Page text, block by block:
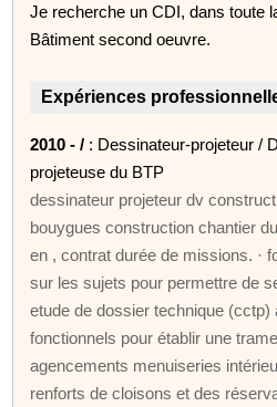
Je recherche un CDI, dans toute
Bâtiment second oeuvre.
Expériences
2010 - / : Dessinateur-projeteur /
projeteuse du BTP
dessinateur projeteur dv
bouygues construction chantier
en , contrat durée de missions. ·
sur les sujets pour permettre de
etude de dossier technique (cctp)
fonctionnels pour établir une
agencements menuiseries
renforts de cloisons et des